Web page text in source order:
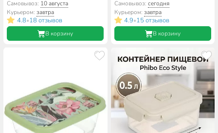
прозрачный, круглый,
герметичный, Homver,
221161318/02
Самовывоз: 10 августа
Курьером:завтра
4.8•18 отзывов
В корзину
прямоугольный, Бытпласт
Самовывоз: сегодня
Курьером: завтра
4.9•15 отзывов
В корзину